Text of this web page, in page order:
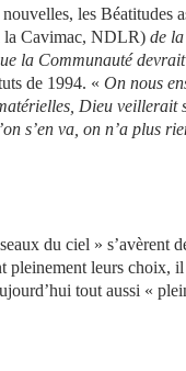
les Béatitudes
la Cavimac, NDLR) de
la Communauté
de 1994. « On nous
Dieu veillerait
s’en va, on n’a plus
du ciel » s’avèrent
pleinement leurs choix,
tout aussi «